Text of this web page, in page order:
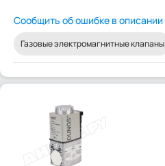
Сообщить об ошибке в описании
Газовые электромагнитные клапаны